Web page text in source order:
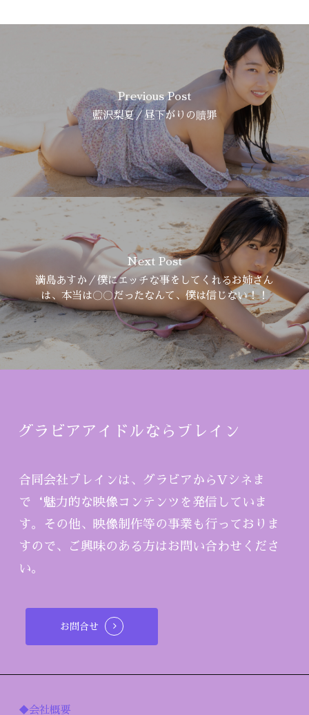
Previous Post
藍沢梨夏／昼下がりの贖罪
Next Post
満島あすか／僕にエッチな事をしてくれるお姉さん
は、本当は〇〇だったなんて、僕は信じない！！
グラビアアイドルならブレイン
合同会社ブレインは、グラビアからVシネま
で‘魅力的な映像コンテンツを発信していま
す。その他、映像制作等の事業も行っておりま
すので、ご興味のある方はお問い合わせくださ
い。
お問合せ
◆会社概要